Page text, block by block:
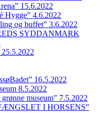
15.6.2022
Hygge” 4.6.2022
og buffet” 3.6.2022
SYDDANMARK
16.5.2022
8.5.2022
museum” 7.5.2022
I HORSENS”